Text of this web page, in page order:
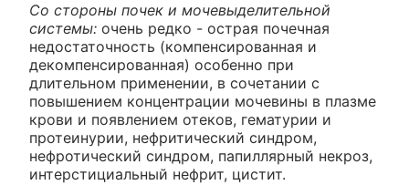
Со стороны почек и мочевыделительной
системы: очень редко - острая почечная
недостаточность (компенсированная и
декомпенсированная) особенно при
длительном применении, в сочетании с
повышением концентрации мочевины в плазме
крови и появлением отеков, гематурии и
протеинурии, нефритический синдром,
нефротический синдром, папиллярный некроз,
интерстициальный нефрит, цистит.